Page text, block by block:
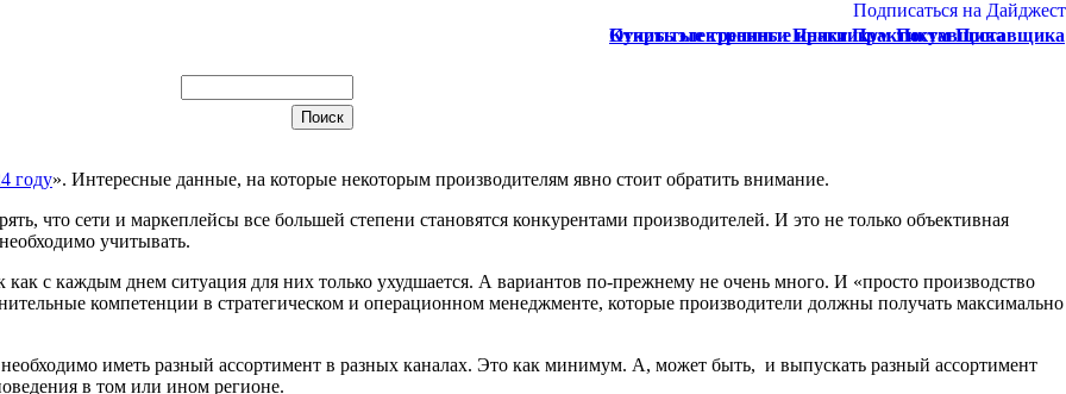
Подписаться на Дайджест
году». Интересные данные, на которые некоторым производителям явно стоит обратить внимание.
что сети и маркеплейсы все большей степени становятся конкурентами производителей. И это не только объективная
учитывать.
как с каждым днем ситуация для них только ухудшается. А вариантов по-прежнему не очень много. И «просто производство
компетенции в стратегическом и операционном менеджменте, которые производители должны получать максимально
иметь разный ассортимент в разных каналах. Это как минимум. А, может быть, и выпускать разный ассортимент
в том или ином регионе.
Купить электронные книги Практикум Поставщика
Открытые тренинги Практикум Поставщика